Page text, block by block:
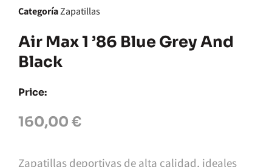
CategoríaZapatillas
Air Max 1 ’86 Blue Grey And
Black
Price:
160,00 €
Zapatillas deportivas de alta calidad, ideales